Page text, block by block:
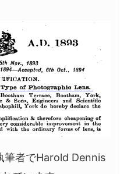
筆者でHarold Dennis